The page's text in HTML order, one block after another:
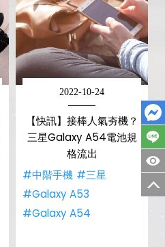
2022-10-24
【快訊】接棒人氣夯機？
三星Galaxy A54電池規
格流出
#中階手機 #三星
#Galaxy A53
#Galaxy A54